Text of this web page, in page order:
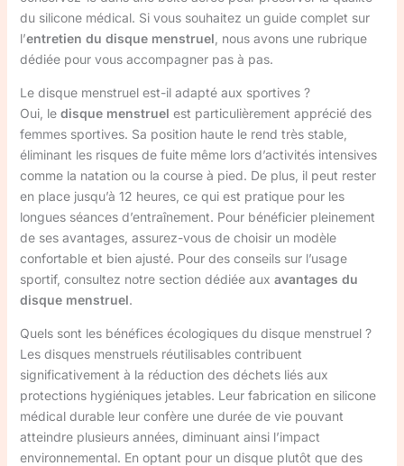
du silicone médical. Si vous souhaitez un guide complet sur
l’entretien du disque menstruel , nous avons une rubrique
dédiée pour vous accompagner pas à pas.
Le disque menstruel est-il adapté aux sportives ?
Oui, le disque menstruel est particulièrement apprécié des
femmes sportives. Sa position haute le rend très stable,
éliminant les risques de fuite même lors d’activités intensives
comme la natation ou la course à pied. De plus, il peut rester
en place jusqu’à 12 heures, ce qui est pratique pour les
longues séances d’entraînement. Pour bénéficier pleinement
de ses avantages, assurez-vous de choisir un modèle
confortable et bien ajusté. Pour des conseils sur l’usage
sportif, consultez notre section dédiée aux avantages du
disque menstruel.
Quels sont les bénéfices écologiques du disque menstruel ?
Les disques menstruels réutilisables contribuent
significativement à la réduction des déchets liés aux
protections hygiéniques jetables. Leur fabrication en silicone
médical durable leur confère une durée de vie pouvant
atteindre plusieurs années, diminuant ainsi l’impact
environnemental. En optant pour un disque plutôt que des